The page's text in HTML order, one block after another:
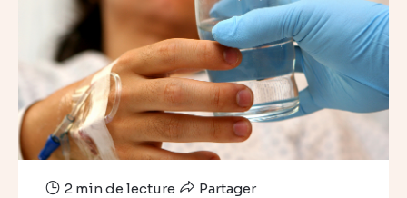
2 min de lecture Partager